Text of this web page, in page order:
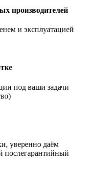
производителей
и эксплуатацией
под ваши задачи
уверенно даём
послегарантийный